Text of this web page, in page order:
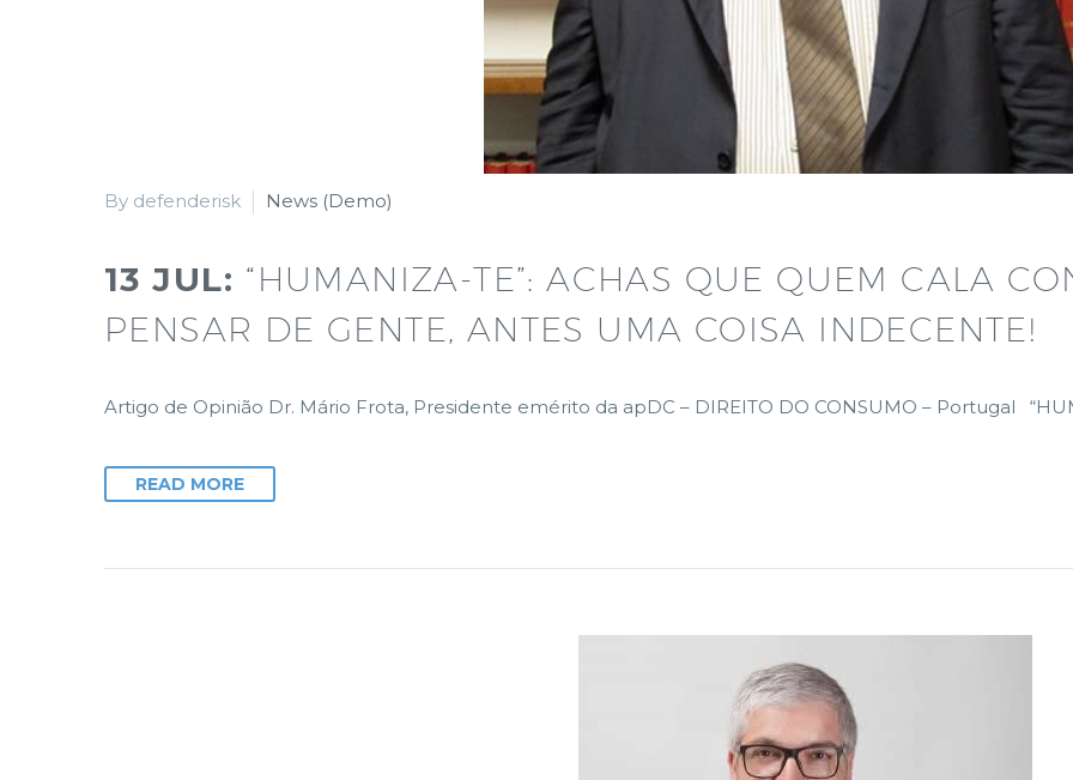
By defenderisk News (Demo)
13 JUL: “HUMANIZA-TE”: ACHAS QUE QUEM CALA
PENSAR DE GENTE, ANTES UMA COISA INDECENTE!
Artigo de Opinião Dr. Mário Frota, Presidente emérito da apDC – DIREITO DO CONSUMO – Portugal
READ MORE